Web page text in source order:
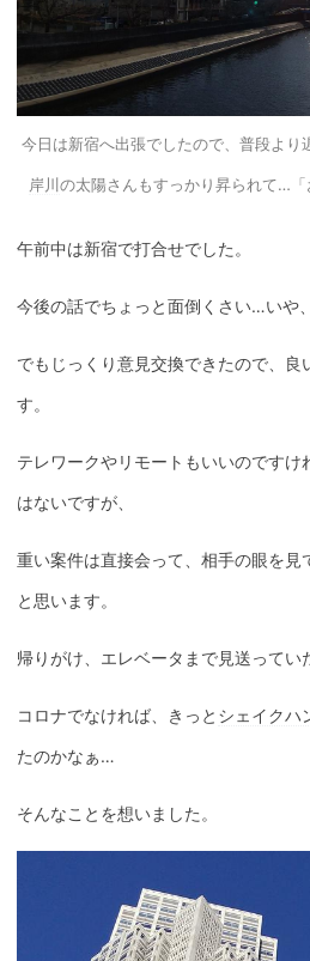
今日は新宿へ出張でしたので、普段よ
岸川の太陽さんもすっかり昇られて…「
午前中は新宿で打合せでした。
今後の話でちょっと面倒くさい…いや
でもじっくり意見交換できたので、良
す。
テレワークやリモートもいいのです
はないですが、
重い案件は直接会って、相手の眼を見
と思います。
帰りがけ、エレベータまで見送ってい
コロナでなければ、きっと シェイクハ
たのかなぁ…
そんなことを想いました。